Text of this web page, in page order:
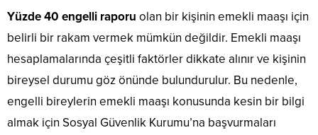
Yüzde 40 engelli raporu olan bir kişinin emekli maaşı için
belirli bir rakam vermek mümkün değildir. Emekli maaşı
hesaplamalarında çeşitli faktörler dikkate alınır ve kişinin
bireysel durumu göz önünde bulundurulur. Bu nedenle,
engelli bireylerin emekli maaşı konusunda kesin bir bilgi
almak için Sosyal Güvenlik Kurumu’na başvurmaları